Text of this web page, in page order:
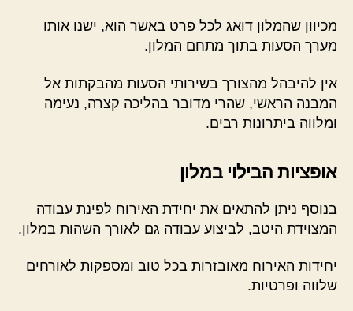
מכיוון שהמלון דואג לכל פרט באשר הוא, ישנו אותו
מערך הסעות בתוך מתחם המלון.
אין להיבהל מהצורך בשירותי הסעות מהבקתות אל
המבנה הראשי, שהרי מדובר בהליכה קצרה, נעימה
ומלווה ביתרונות רבים.
אופציות הבילוי במלון
בנוסף ניתן להתאים את יחידת האירוח לפינת עבודה
המצוידת היטב, לביצוע עבודה גם לאורך השהות במלון.
יחידות האירוח מאובזרות בכל טוב ומספקות לאורחים
שלווה ופרטיות.